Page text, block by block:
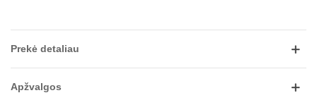
Prekė detaliau
Apžvalgos